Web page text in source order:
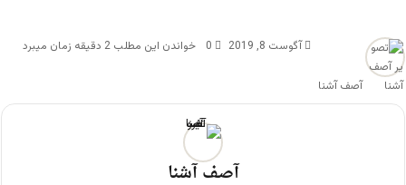
آصف آشنا
آگوست 8, 2019 0 خواندن این مطلب 2 دقیقه زمان میبرد
آصف آشنا